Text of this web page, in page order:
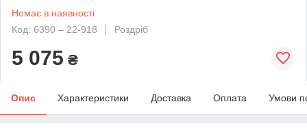
Немає в наявності
Код: 6390 – 22-918
Роздріб
5 075 ₴
Опис Характеристики Доставка Оплата Умови